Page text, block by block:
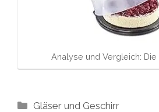
Analyse und Vergleich: Die
Kategorien
Gläser und Geschirr